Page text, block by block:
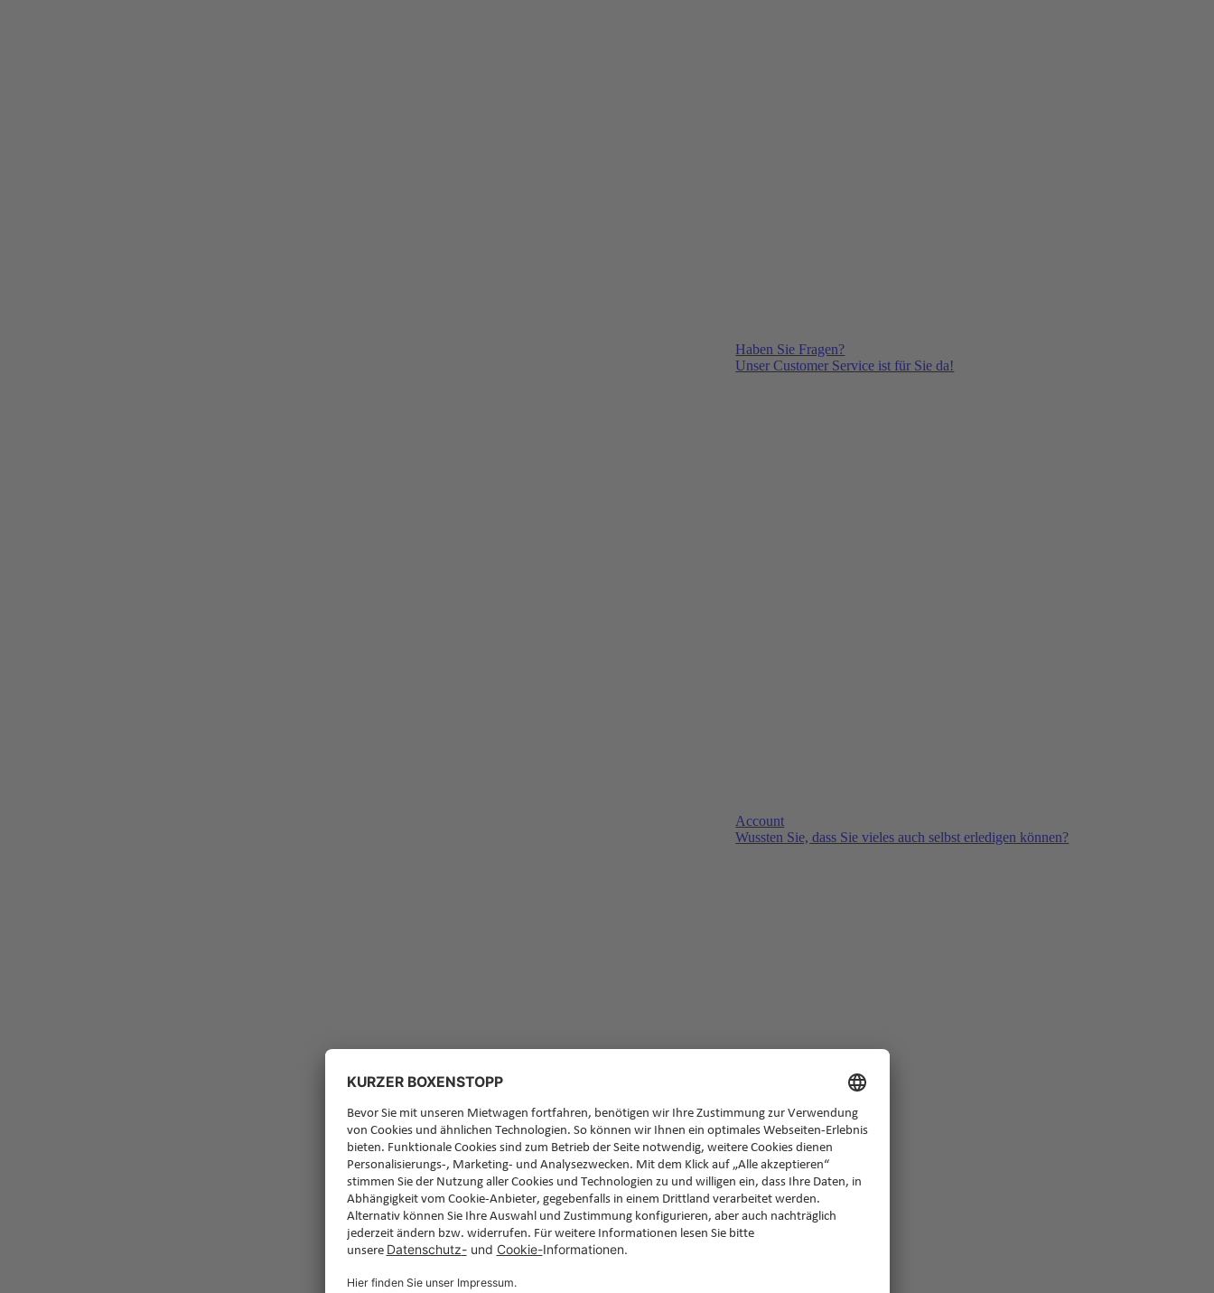
Haben Sie Fragen?
Unser Customer Service ist für Sie da!
Account
Wussten Sie, dass Sie vieles auch selbst erledigen können?